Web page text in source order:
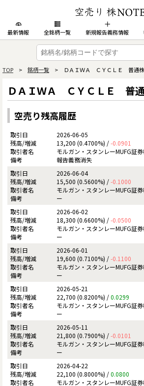
最新情報 全銘柄一覧 新規報告義務情報
TOP > 銘柄一覧 > ＤＡＩＷＡ ＣＹＣＬＥ 普通
ＤＡＩＷＡ ＣＹＣＬＥ 普
空売り残高履歴
2026-06-05
13,200 (0.4700%) /-0.0901
モルガン・スタンレーMUFG証
報告義務消失
2026-06-04
15,500 (0.5600%) /-0.1000
モルガン・スタンレーMUFG証
ー
2026-06-02
18,300 (0.6600%) /-0.0500
モルガン・スタンレーMUFG証
ー
2026-06-01
19,600 (0.7100%) /-0.1100
モルガン・スタンレーMUFG証
ー
2026-05-21
22,700 (0.8200%) /0.0299
モルガン・スタンレーMUFG証
ー
2026-05-11
21,800 (0.7900%) /-0.0101
モルガン・スタンレーMUFG証
ー
2026-04-22
22,100 (0.8000%) /0.0800
モルガン・スタンレーMUFG証